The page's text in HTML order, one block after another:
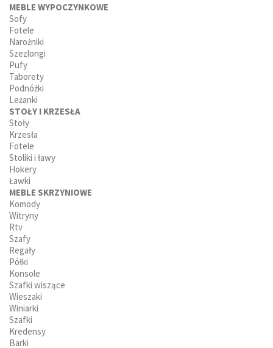
MEBLE WYPOCZYNKOWE
Sofy
Fotele
Narożniki
Szezlongi
Pufy
Taborety
Podnóżki
Leżanki
STOŁY I KRZESŁA
Stoły
Krzesła
Fotele
Stoliki i ławy
Hokery
Ławki
MEBLE SKRZYNIOWE
Komody
Witryny
Rtv
Szafy
Regały
Półki
Konsole
Szafki wiszące
Wieszaki
Winiarki
Szafki
Kredensy
Barki